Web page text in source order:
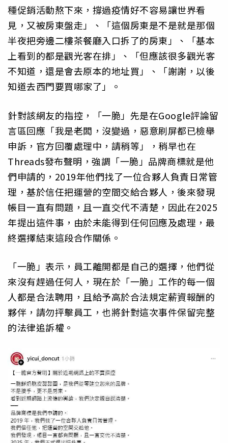
種促銷活動熬下來，撐過疫情好不容易讓世界看
見，又被房東盤走」、「這個房東是不是就是那個
半夜把旁邊二樓茶餐廳入口拆了的房東」、「基本
上看到的都是觀光客在排」、「但應該很多觀光客
不知道，還是會去原本的地址買」、「謝謝，以後
知道去西門要買哪家了」。
針對該網友的指控，「一脆」先是在Google評論留
言區回應「我是老闆，沒變過，惡意刷屏都已檢舉
申訴，官方回覆處理中，請稍等」，稍早也在
Threads發布聲明，強調「一脆」品牌商標就是他
們申請的，2019年他們找了一位合夥人負責日常管
理，基於信任把運營的空間交給合夥人，後來發現
帳目一直有問題，且一直交代不清楚，因此在2025
年提出這件事，由於未能得到任何回應及處理，最
終選擇結束這段合作關係。
「一脆」表示，員工離開都是自己的選擇，他們從
來沒有趕過任何人，現在於「一脆」工作的每一個
人都是合法聘用，且給予高於合法規定薪資報酬的
夥伴，請勿抨擊員工，也將針對這次事件保留完整
的法律追訴權。